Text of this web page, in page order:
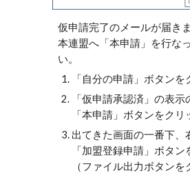
仮申請完了のメールが届き
本連盟へ「本申請」を行な
い。
「自分の申請」ボタンを
「仮申請承認済」の表示
「本申請」ボタンをクリ
出てきた画面の一番下、
「加盟登録申請」ボタン
（ファイル出力ボタンを